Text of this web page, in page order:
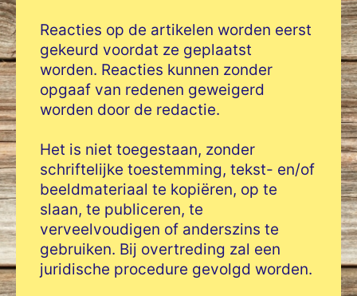
Reacties op de artikelen worden eerst
gekeurd voordat ze geplaatst
worden. Reacties kunnen zonder
opgaaf van redenen geweigerd
worden door de redactie.
Het is niet toegestaan, zonder
schriftelijke toestemming, tekst- en/of
beeldmateriaal te kopiëren, op te
slaan, te publiceren, te
verveelvoudigen of anderszins te
gebruiken. Bij overtreding zal een
juridische procedure gevolgd worden.